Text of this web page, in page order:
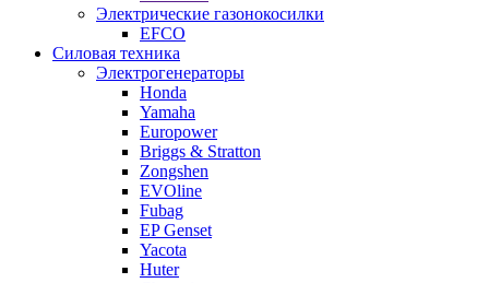
Электрические газонокосилки
EFCO
Силовая техника
Электрогенераторы
Honda
Yamaha
Europower
Briggs & Stratton
Zongshen
EVOline
Fubag
EP Genset
Yacota
Huter